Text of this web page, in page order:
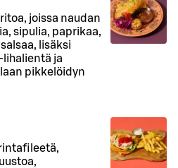
joissa naudan
sipulia, paprikaa,
lisäksi
ja
pikkelöidyn